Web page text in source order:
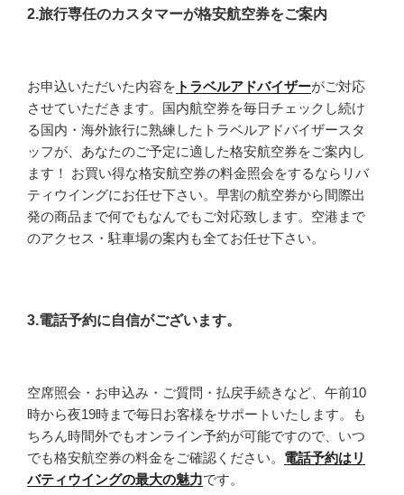
2.旅行専任のカスタマーが格安航空券をご案内
お申込いただいた内容を トラベルアドバイザーがご対応
させていただきます。国内航空券を毎日チェックし続け
る国内・海外旅行に熟練したトラベルアドバイザースタ
ッフが、あなたのご予定に適した格安航空券をご案内し
ます！ お買い得な格安航空券の料金照会をするならリバ
ティウイングにお任せ下さい。早割の航空券から間際出
発の商品まで何でもなんでもご対応致します。空港まで
のアクセス・駐車場の案内も全てお任せ下さい。
3.電話予約に自信がございます。
空席照会・お申込み・ご質問・払戻手続きなど、午前10
時から夜19時まで毎日お客様をサポートいたします。も
ちろん時間外でもオンライン予約が可能ですので、いつ
でも格安航空券の料金をご確認ください。 電話予約はリ
バティウイングの最大の魅力です。